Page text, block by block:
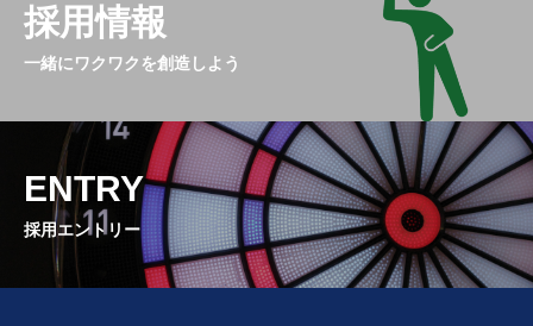
採用情報
一緒にワクワクを創造しよう
ENTRY
採用エントリー